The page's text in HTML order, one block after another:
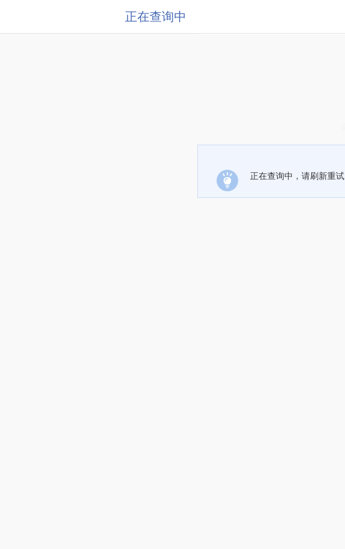
正在查询中
正在查询中，请刷新重试